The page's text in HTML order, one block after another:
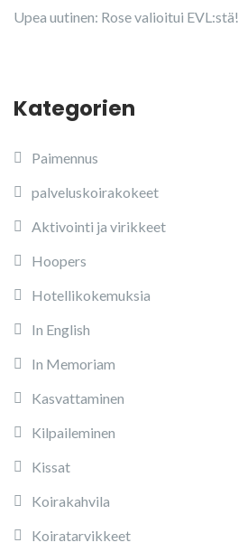
Upea uutinen: Rose valioitui EVL:stä!
Kategorien
Paimennus
palveluskoirakokeet
Aktivointi ja virikkeet
Hoopers
Hotellikokemuksia
In English
In Memoriam
Kasvattaminen
Kilpaileminen
Kissat
Koirakahvila
Koiratarvikkeet